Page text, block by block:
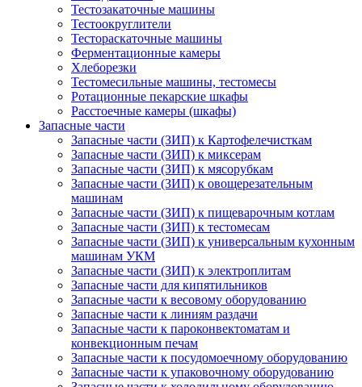
Тестозакаточные машины
Тестоокруглители
Тестораскаточные машины
Ферментационные камеры
Хлеборезки
Тестомесильные машины, тестомесы
Ротационные пекарские шкафы
Расстоечные камеры (шкафы)
Запасные части
Запасные части (ЗИП) к Картофелечисткам
Запасные части (ЗИП) к миксерам
Запасные части (ЗИП) к мясорубкам
Запасные части (ЗИП) к овощерезательным
машинам
Запасные части (ЗИП) к пищеварочным котлам
Запасные части (ЗИП) к тестомесам
Запасные части (ЗИП) к универсальным кухонным
машинам УКМ
Запасные части (ЗИП) к электроплитам
Запасные части для кипятильников
Запасные части к весовому оборудованию
Запасные части к линиям раздачи
Запасные части к пароконвектоматам и
конвекционным печам
Запасные части к посудомоечному оборудованию
Запасные части к упаковочному оборудованию